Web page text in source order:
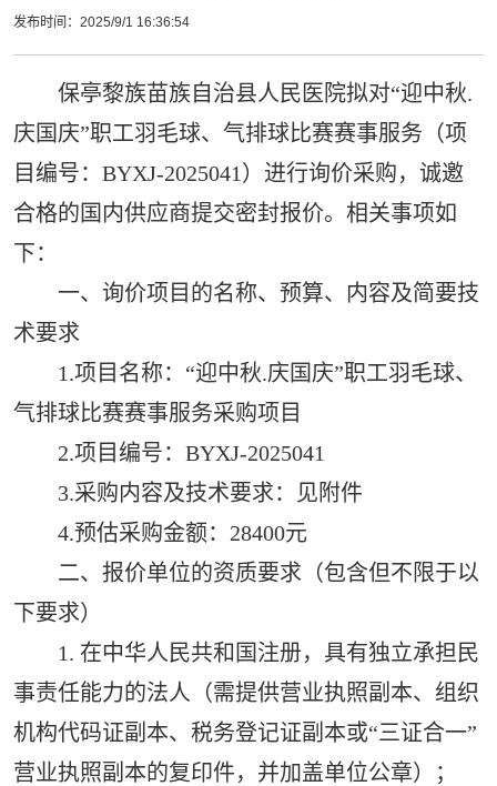
发布时间：2025/9/1 16:36:54
保亭黎族苗族自治县人民医院拟对“迎中秋.
庆国庆”职工羽毛球、气排球比赛赛事服务（项
目编号：BYXJ-2025041）进行询价采购，诚邀
合格的国内供应商提交密封报价。相关事项如
下：
一、询价项目的名称、预算、内容及简要技
术要求
1.项目名称：“迎中秋.庆国庆”职工羽毛球、
气排球比赛赛事服务采购项目
2.项目编号：BYXJ-2025041
3.采购内容及技术要求：见附件
4.预估采购金额：28400元
二、报价单位的资质要求（包含但不限于以
下要求）
1. 在中华人民共和国注册，具有独立承担民
事责任能力的法人（需提供营业执照副本、组织
机构代码证副本、税务登记证副本或“三证合一”
营业执照副本的复印件，并加盖单位公章）；